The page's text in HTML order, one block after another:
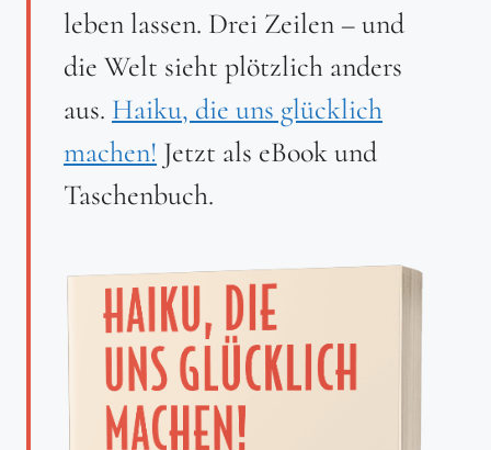
leben lassen. Drei Zeilen – und
die Welt sieht plötzlich anders
aus. Haiku, die uns glücklich
machen! Jetzt als eBook und
Taschenbuch.